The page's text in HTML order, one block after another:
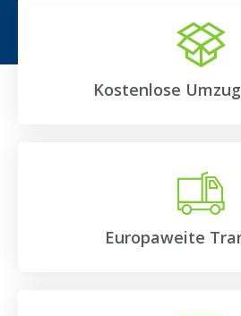
Kostenlose
Europaweite